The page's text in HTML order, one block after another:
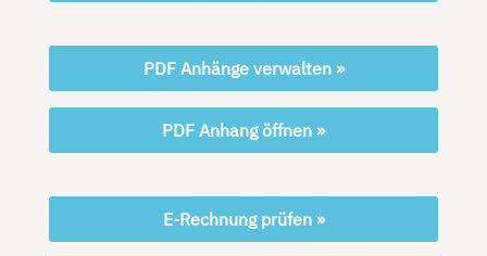
PDF Anhänge verwalten »
PDF Anhang öffnen »
E-Rechnung prüfen »